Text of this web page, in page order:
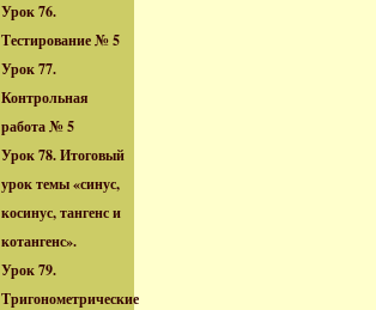
Урок 76.
Тестирование № 5
Урок 77.
Контрольная
работа № 5
Урок 78. Итоговый
урок темы «синус,
косинус, тангенс и
котангенс».
Урок 79.
Тригонометрические